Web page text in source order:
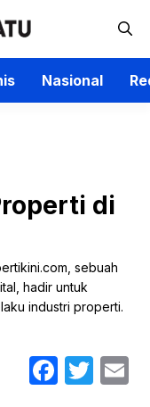
Nasional
di
sebuah
hadir untuk
industri properti.